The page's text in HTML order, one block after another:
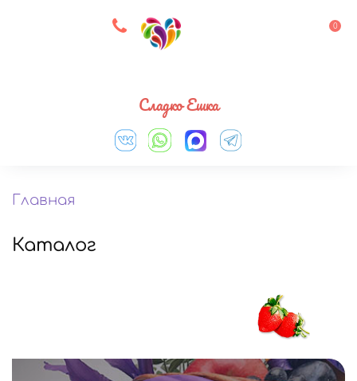
8 927 083 33 05 0
Сладко Ешка
Главная
Каталог